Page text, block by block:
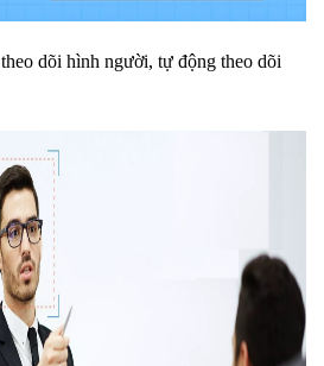
theo dõi hình người, tự động theo dõi